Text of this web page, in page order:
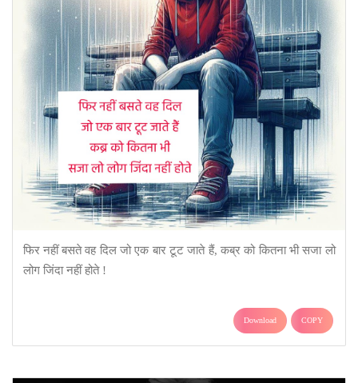
फिर नहीं बसते वह दिल जो एक बार टूट जाते हैं, कब्र को कितना भी सजा लो
लोग जिंदा नहीं होते !
Download COPY